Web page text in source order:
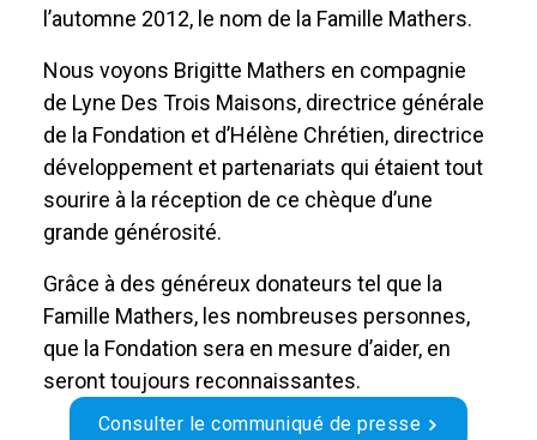
l’automne 2012, le nom de la Famille Mathers.
Nous voyons Brigitte Mathers en compagnie
de Lyne Des Trois Maisons, directrice générale
de la Fondation et d’Hélène Chrétien, directrice
développement et partenariats qui étaient tout
sourire à la réception de ce chèque d’une
grande générosité.
Grâce à des généreux donateurs tel que la
Famille Mathers, les nombreuses personnes,
que la Fondation sera en mesure d’aider, en
seront toujours reconnaissantes.
Consulter le communiqué de presse